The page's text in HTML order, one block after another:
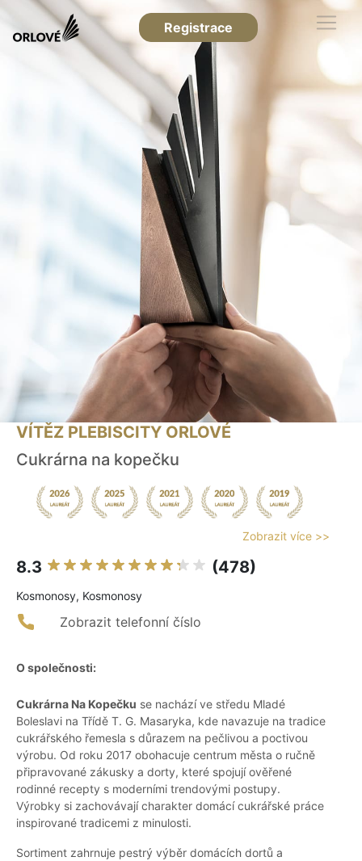
Registrace
VÍTĚZ PLEBISCITY ORLOVÉ
Cukrárna na kopečku
Zobrazit více >>
8.3 (478)
Kosmonosy, Kosmonosy
Zobrazit telefonní číslo
O společnosti:
Cukrárna Na Kopečku se nachází ve středu Mladé
Boleslavi na Třídě T. G. Masaryka, kde navazuje na tradice
cukrářského řemesla s důrazem na pečlivou a poctivou
výrobu. Od roku 2017 obohacuje centrum města o ručně
připravované zákusky a dorty, které spojují ověřené
rodinné recepty s moderními trendovými postupy.
Výrobky si zachovávají charakter domácí cukrářské práce
inspirované tradicemi z minulosti.
Sortiment zahrnuje pestrý výběr domácích dortů a